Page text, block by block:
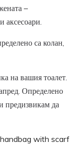
–
аксесоари.
са колан,
на вашия тоалет.
Определено
предизвикам да